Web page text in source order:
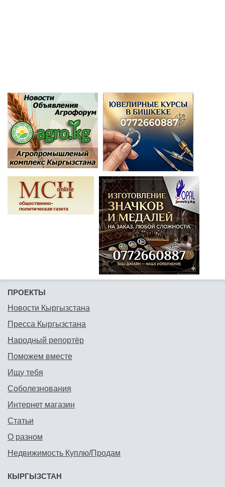
ПРОЕКТЫ
Новости Кыргызстана
Пресса Кыргызстана
Народный репортёр
Поможем вместе
Ищу тебя
Соболезнования
Интернет магазин
Статьи
О разном
Недвижимость Куплю/Продам
КЫРГЫЗСТАН